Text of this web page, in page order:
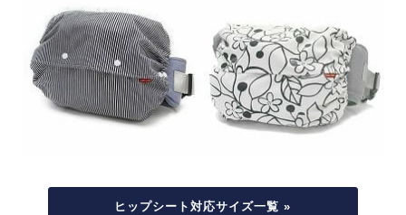
ヒップシート対応サイズ一覧 »